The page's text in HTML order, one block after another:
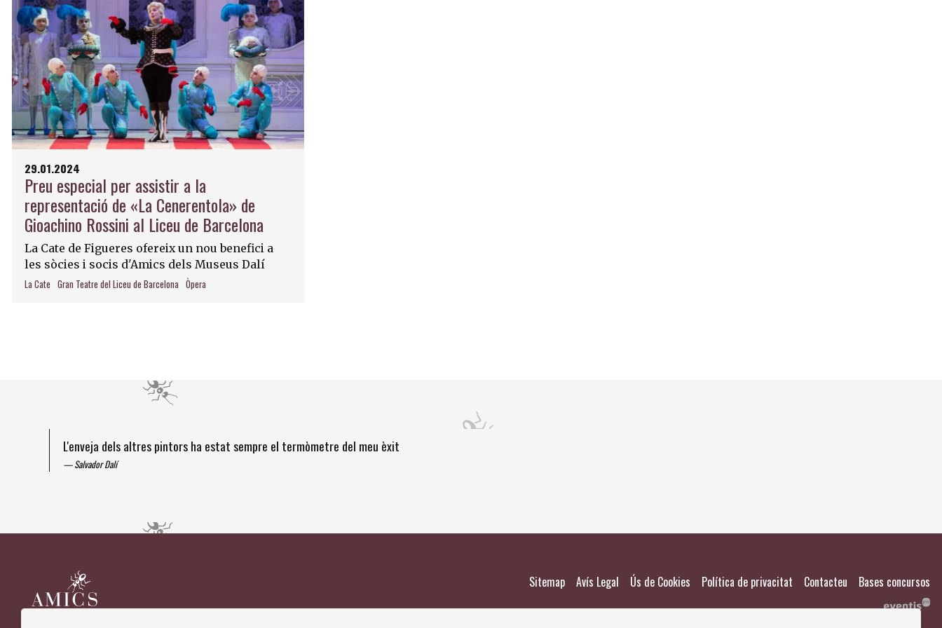
29.01.2024
Preu especial per assistir a la
representació de «La Cenerentola» de
Gioachino Rossini al Liceu de Barcelona
La Cate de Figueres ofereix un nou benefici a
les sòcies i socis d'Amics dels Museus Dalí
La Cate Gran Teatre del Liceu de Barcelona Òpera
L'enveja dels altres pintors ha estat sempre el termòmetre del meu èxit
Salvador Dalí
Sitemap Avís Legal Ús de Cookies Política de privacitat Contacteu Bases concursos